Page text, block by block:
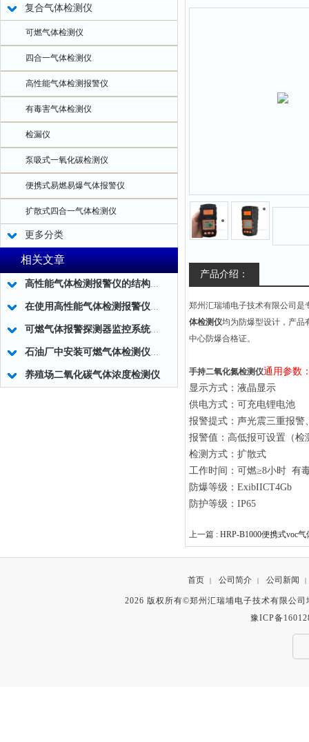
复合气体检测仪
可燃气体检测仪
四合一气体检测仪
高性能气体检测报警仪
有毒害气体检测仪
检漏仪
泵吸式一氧化碳检测仪
便携式易燃易爆气体报警仪
扩散式四合一气体检测仪
更多分类
相关文章
高性能气体检测报警仪的结构和施工说明
在使用高性能气体检测报警仪时一定要知道这些注意事项
可燃气体报警探测器监控系统的调试要求
石油厂中安装可燃气体检测仪确保安全生产
养殖场二氧化碳气体浓度检测仪
产品介绍：
郑州汇瑞埔电子技术有限公司是
体检测仪均为防爆型设计，产品
中心防爆合格证。
手持二氧化氮检测仪通用参数
显示方式：液晶显示
供电方式：可充电锂电池
报警提式：声光震三重报警
报警值：高低报可设置（
检测方式：扩散式
工作时间：可燃≥8小时 有
防爆等级：ExibIICT4Gb
防护等级：IP65
上一篇 : HRP-B1000便携式voc
首页 | 公司简介 | 公司新闻 |
2026 版权所有©郑州汇瑞埔电子技术有限公
豫ICP备